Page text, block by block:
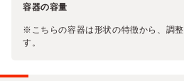
容器の容量
※こちらの容器は形状の特徴から、調
す。